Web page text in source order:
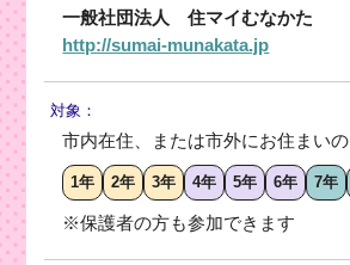
一般社団法人 住マイむなかた
http://sumai-munakata.jp
対象：
市内在住、または市外にお住まいの
1年 2年 3年 4年 5年 6年 7年
※保護者の方も参加できます